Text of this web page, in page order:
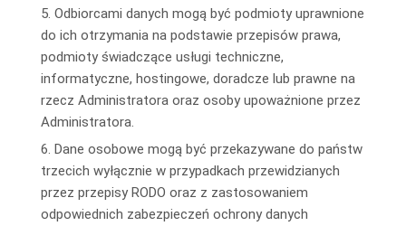
5. Odbiorcami danych mogą być podmioty uprawnione
do ich otrzymania na podstawie przepisów prawa,
podmioty świadczące usługi techniczne,
informatyczne, hostingowe, doradcze lub prawne na
rzecz Administratora oraz osoby upoważnione przez
Administratora.
6. Dane osobowe mogą być przekazywane do państw
trzecich wyłącznie w przypadkach przewidzianych
przez przepisy RODO oraz z zastosowaniem
odpowiednich zabezpieczeń ochrony danych